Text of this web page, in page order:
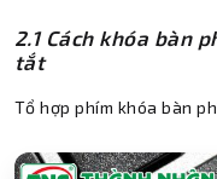
2.1 Cách khóa bàn
tắt
Tổ hợp phím khóa bàn